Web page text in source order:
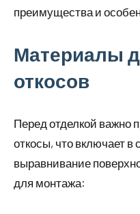
преимущества и
Материалы
откосов
Перед отделкой важно
откосы, что включает
выравнивание
для монтажа: